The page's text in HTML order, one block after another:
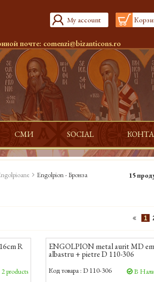
My account
почте: comenzi@bizanticons.ro
СМИ SOCIAL
Engolpion - Бронза 15
1
R
products
ENGOLPION metal aurit MD
albastru + pietre D 110-306
Код товара : D 110-306 В